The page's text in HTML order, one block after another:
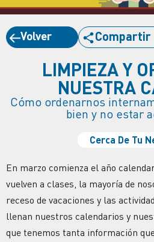
Volver Compartir
LIMPIEZA Y
NUESTRA
Cómo ordenarnos
bien y no estar
Cerca De Tu
En marzo comienza el año
vuelven a clases, la mayoría de
receso de vacaciones y las
llenan nuestros calendarios y
que tenemos tanta información